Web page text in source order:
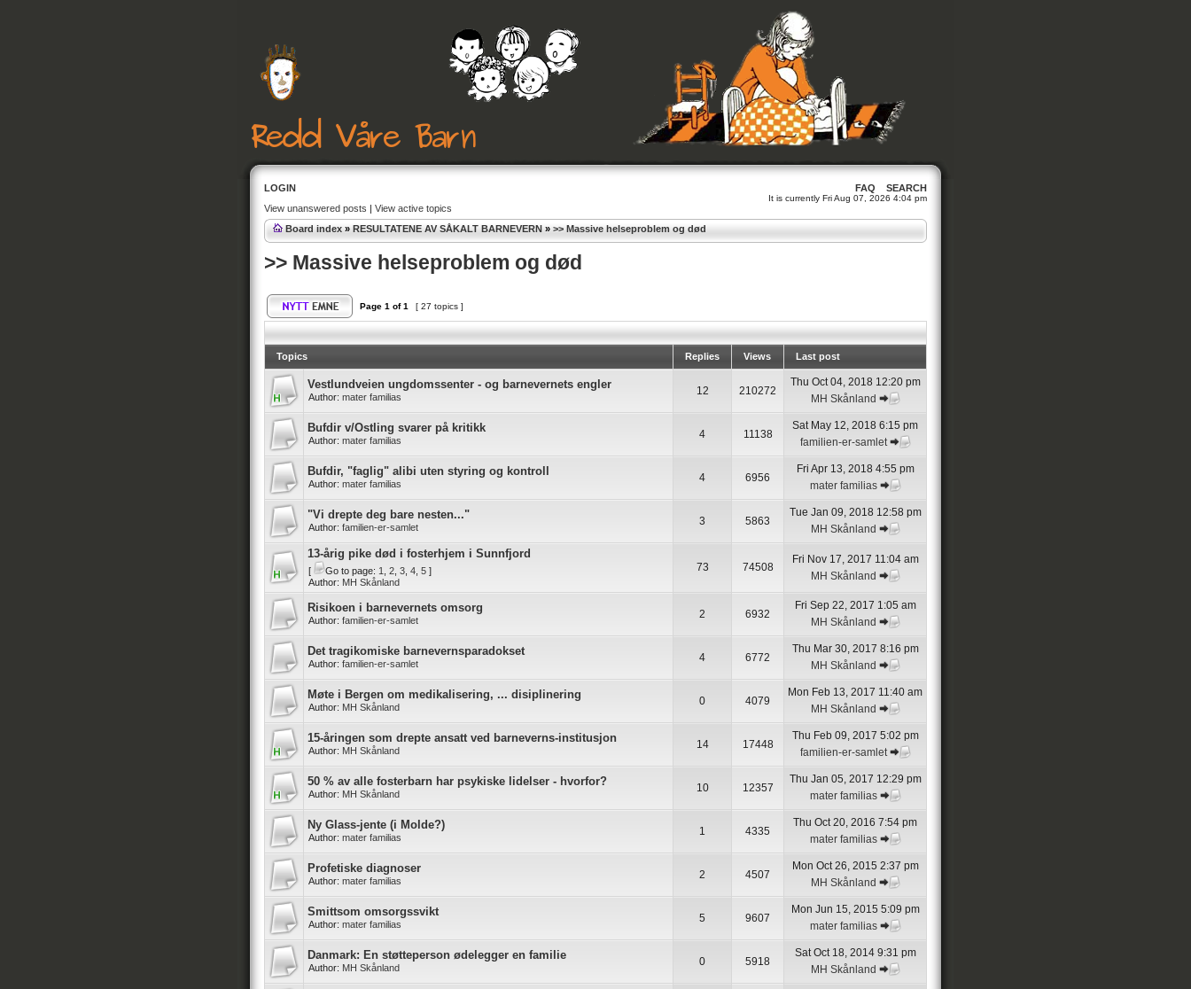
LOGIN FAQ SEARCH
It is currently Fri Aug 07, 2026 4:04 pm
View unanswered posts | View active topics
Board index » RESULTATENE AV SÅKALT BARNEVERN » >> Massive helseproblem og død
>> Massive helseproblem og død
Page 1 of1 [ 27 topics ]
Topics Replies Views Last post
Vestlundveien ungdomssenter - og barnevernets engler
Author: mater familias 12 210272
Thu Oct 04, 2018 12:20 pm
MH Skånland
Bufdir v/Ostling svarer på kritikk
Author: mater familias 4 11138
Sat May 12, 2018 6:15 pm
familien-er-samlet
Bufdir, "faglig" alibi uten styring og kontroll
Author: mater familias 4 6956
Fri Apr 13, 2018 4:55 pm
mater familias
"Vi drepte deg bare nesten..."
Author: familien-er-samlet 3 5863
Tue Jan 09, 2018 12:58 pm
MH Skånland
13-årig pike død i fosterhjem i Sunnfjord
[ Go to page: 1 2 3 4 5 ]
Author: MH Skånland
73 74508
Fri Nov 17, 2017 11:04 am
MH Skånland
Risikoen i barnevernets omsorg
Author: familien-er-samlet 2 6932
Fri Sep 22, 2017 1:05 am
MH Skånland
Det tragikomiske barnevernsparadokset
Author: familien-er-samlet 4 6772
Thu Mar 30, 2017 8:16 pm
MH Skånland
Møte i Bergen om medikalisering, ... disiplinering
Author: MH Skånland 0 4079
Mon Feb 13, 2017 11:40 am
MH Skånland
15-åringen som drepte ansatt ved barneverns-institusjon
Author: MH Skånland 14 17448
Thu Feb 09, 2017 5:02 pm
familien-er-samlet
50 % av alle fosterbarn har psykiske lidelser - hvorfor?
Author: MH Skånland 10 12357
Thu Jan 05, 2017 12:29 pm
mater familias
Ny Glass-jente (i Molde?)
Author: mater familias 1 4335
Thu Oct 20, 2016 7:54 pm
mater familias
Profetiske diagnoser
Author: mater familias 2 4507
Mon Oct 26, 2015 2:37 pm
MH Skånland
Smittsom omsorgssvikt
Author: mater familias 5 9607
Mon Jun 15, 2015 5:09 pm
mater familias
Danmark: En støtteperson ødelegger en familie
Author: MH Skånland 0 5918
Sat Oct 18, 2014 9:31 pm
MH Skånland